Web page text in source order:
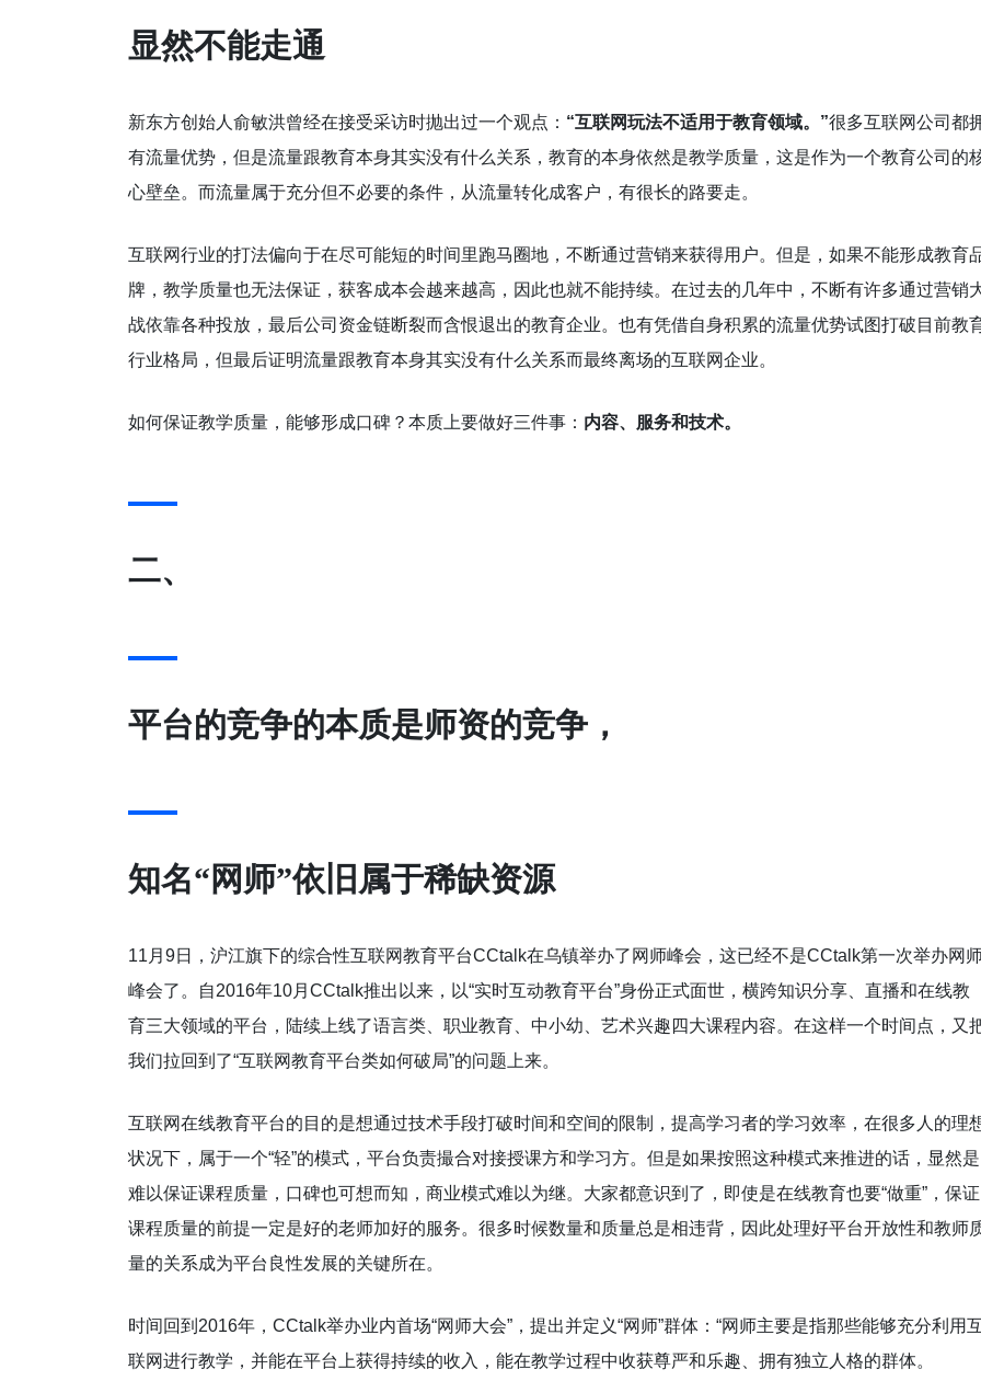
显然不能走通
新东方创始人俞敏洪曾经在接受采访时抛出过一个观点： “互联网玩法不适用于教育领域。”很多互联网公司都
有流量优势，但是流量跟教育本身其实没有什么关系，教育的本身依然是教学质量，这是作为一个教育公司的
心壁垒。而流量属于充分但不必要的条件，从流量转化成客户，有很长的路要走。
互联网行业的打法偏向于在尽可能短的时间里跑马圈地，不断通过营销来获得用户。但是，如果不能形成教育
牌，教学质量也无法保证，获客成本会越来越高，因此也就不能持续。在过去的几年中，不断有许多通过营销
战依靠各种投放，最后公司资金链断裂而含恨退出的教育企业。也有凭借自身积累的流量优势试图打破目前教
行业格局，但最后证明流量跟教育本身其实没有什么关系而最终离场的互联网企业。
如何保证教学质量，能够形成口碑？本质上要做好三件事： 内容、服务和技术。
二、
平台的竞争的本质是师资的竞争，
知名“网师”依旧属于稀缺资源
11月9日，沪江旗下的综合性互联网教育平台CCtalk在乌镇举办了网师峰会，这已经不是CCtalk第一次举办网
峰会了。自2016年10月CCtalk推出以来，以“实时互动教育平台”身份正式面世，横跨知识分享、直播和在线教
育三大领域的平台，陆续上线了语言类、职业教育、中小幼、艺术兴趣四大课程内容。在这样一个时间点，又
我们拉回到了“互联网教育平台类如何破局”的问题上来。
互联网在线教育平台的目的是想通过技术手段打破时间和空间的限制，提高学习者的学习效率，在很多人的理
状况下，属于一个“轻”的模式，平台负责撮合对接授课方和学习方。但是如果按照这种模式来推进的话，显然是
难以保证课程质量，口碑也可想而知，商业模式难以为继。大家都意识到了，即使是在线教育也要“做重”，保证
课程质量的前提一定是好的老师加好的服务。很多时候数量和质量总是相违背，因此处理好平台开放性和教师
量的关系成为平台良性发展的关键所在。
时间回到2016年，CCtalk举办业内首场“网师大会”，提出并定义“网师”群体：“网师主要是指那些能够充分利用
联网进行教学，并能在平台上获得持续的收入，能在教学过程中收获尊严和乐趣、拥有独立人格的群体。